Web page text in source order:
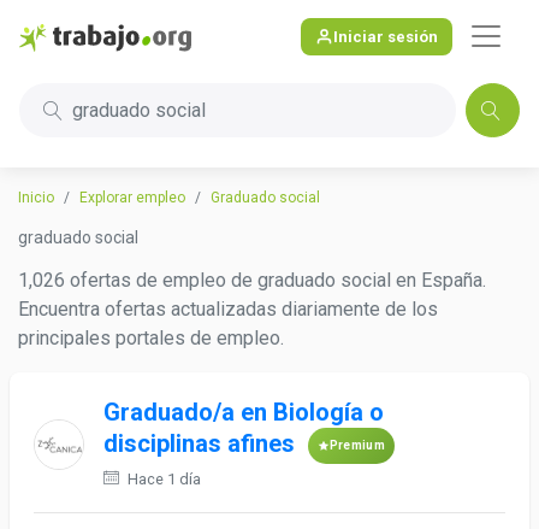
Iniciar sesión
graduado social
Inicio Explorar empleo Graduado social
graduado social
1,026 ofertas de empleo de graduado social en España.
Encuentra ofertas actualizadas diariamente de los
principales portales de empleo.
Graduado/a en Biología o
disciplinas afines
Premium
Hace 1 día